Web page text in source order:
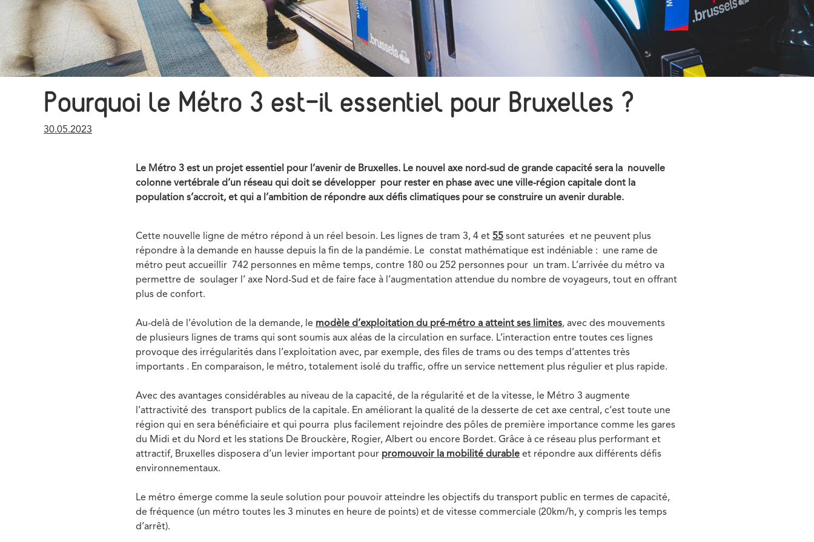
Pourquoi le Métro 3 est-il essentiel pour Bruxelles ?
Publication
30.05.2023
Le Métro 3 est un projet essentiel pour l’avenir de Bruxelles. Le nouvel axe nord-sud de grande capacité sera la nouvelle
colonne vertébrale d’un réseau qui doit se développer pour rester en phase avec une ville-région capitale dont la
population s’accroit, et qui a l’ambition de répondre aux défis climatiques pour se construire un avenir durable.
Cette nouvelle ligne de métro répond à un réel besoin. Les lignes de tram 3, 4 et 55 sont saturées et ne peuvent plus
répondre à la demande en hausse depuis la fin de la pandémie. Le constat mathématique est indéniable : une rame de
métro peut accueillir 742 personnes en même temps, contre 180 ou 252 personnes pour un tram. L’arrivée du métro va
permettre de soulager l’ axe Nord-Sud et de faire face à l’augmentation attendue du nombre de voyageurs, tout en offrant
plus de confort.
Au-delà de l’évolution de la demande, le modèle d’exploitation du pré-métro a atteint ses limites, avec des mouvements
de plusieurs lignes de trams qui sont soumis aux aléas de la circulation en surface. L’interaction entre toutes ces lignes
provoque des irrégularités dans l’exploitation avec, par exemple, des files de trams ou des temps d’attentes très
importants . En comparaison, le métro, totalement isolé du traffic, offre un service nettement plus régulier et plus rapide.
Avec des avantages considérables au niveau de la capacité, de la régularité et de la vitesse, le Métro 3 augmente
l’attractivité des transport publics de la capitale. En améliorant la qualité de la desserte de cet axe central, c’est toute une
région qui en sera bénéficiaire et qui pourra plus facilement rejoindre des pôles de première importance comme les gares
du Midi et du Nord et les stations De Brouckère, Rogier, Albert ou encore Bordet. Grâce à ce réseau plus performant et
attractif, Bruxelles disposera d’un levier important pour promouvoir la mobilité durable et répondre aux différents défis
environnementaux.
Le métro émerge comme la seule solution pour pouvoir atteindre les objectifs du transport public en termes de capacité,
de fréquence (un métro toutes les 3 minutes en heure de points) et de vitesse commerciale (20km/h, y compris les temps
d’arrêt).